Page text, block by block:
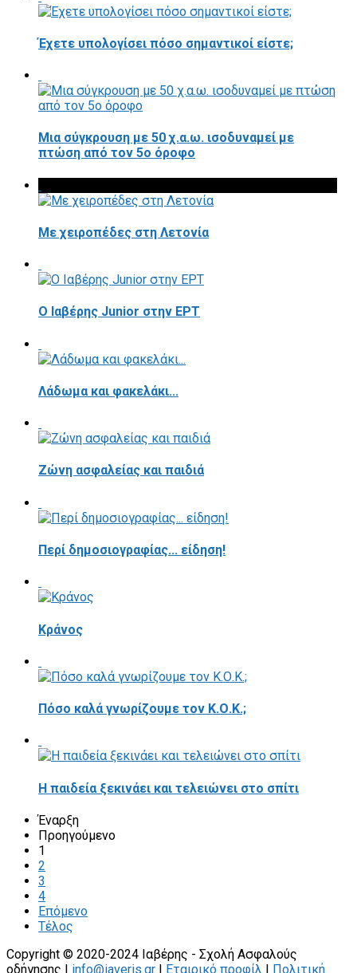
Έχετε υπολογίσει πόσο σημαντικοί είστε;
Μια σύγκρουση με 50 χ.α.ω. ισοδυναμεί με
πτώση από τον 5ο όροφο
Με χειροπέδες στη Λετονία
Ο Ιαβέρης Junior στην ΕΡΤ
Λάδωμα και φακελάκι...
Ζώνη ασφαλείας και παιδιά
Περί δημοσιογραφίας... είδηση!
Κράνος
Πόσο καλά γνωρίζουμε τον Κ.Ο.Κ.;
Η παιδεία ξεκινάει και τελειώνει στο σπίτι
Έναρξη
Προηγούμενο
1
2
3
4
Επόμενο
Τέλος
Copyright © 2020-2024 Ιαβέρης - Σχολή Ασφαλούς
οδήγησης | info@iaveris.gr | Εταιρικό προφίλ | Πολιτική